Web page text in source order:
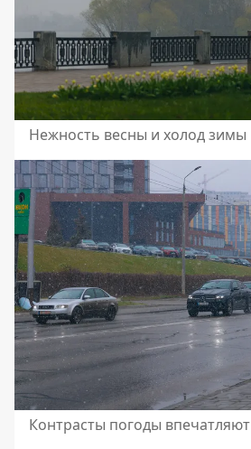
Нежность весны и холод зимы
Контрасты погоды впечатляют